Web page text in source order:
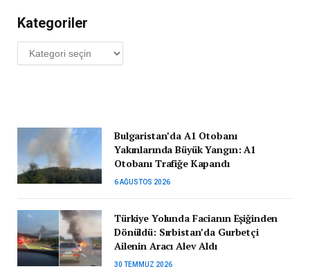
Kategoriler
Kategoriler
Bulgaristan’da A1 Otobanı
Yakınlarında Büyük Yangın: A1
Otobanı Trafiğe Kapandı
6 AĞUSTOS 2026
Türkiye Yolunda Facianın Eşiğinden
Dönüldü: Sırbistan’da Gurbetçi
Ailenin Aracı Alev Aldı
30 TEMMUZ 2026